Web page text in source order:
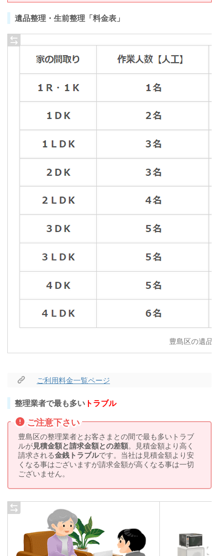
遺品整理・生前整理「料金表」
豊島区の遺品
ご利用料金一覧ページ
整理業者で最も多い トラブル
ご注意下さい
豊島区の整理業者とお客さまとの間で最も多いトラブ
ルが見積金額と請求金額との差額。見積金額より高く
請求される金銭トラブルです。当社は見積金額より安
くなる事はございますが請求金額が高くなる事は一切
ございません。